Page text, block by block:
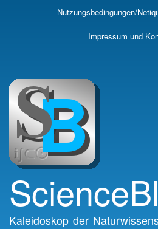
Skip
main
Nutzungsbedingungen/
Impressum und
Kaleidoskop der